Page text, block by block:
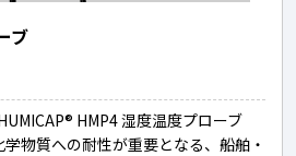
ブ
HMP4 湿度温度プローブ
物質への耐性が重要となる、船舶・